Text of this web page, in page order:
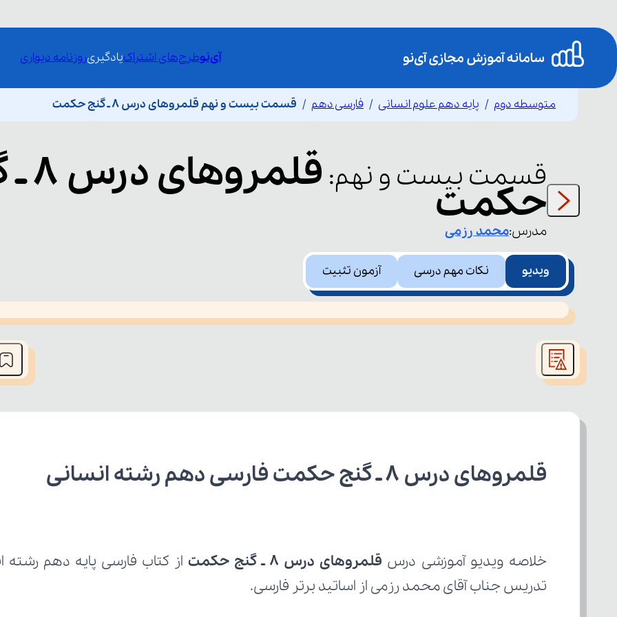
آی‌نوطرح‌های اشتراکیادگیریروزنامه دیواری
متوسطه دوم پایه دهم علوم انسانی فارسی دهم قسمت بیست و نهم قلمروهای درس ۸ ـ گنج حکمت
قسمت بیست و نهم:
حکمت
مدرس:محمدرزمی
ویدیو نکات مهم درسی آزمون تثبیت
This
is
window.
قلمروهای درس ۸ ـ گنج حکمت فارسی دهم رشته انسانی
خلاصه ویدیو آموزشی درس قلمروهای درس ۸ ـ گنج حکمت
تدریس جناب آقای محمد رزمی از اساتید برتر فارسی.